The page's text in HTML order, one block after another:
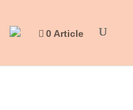
0 Article